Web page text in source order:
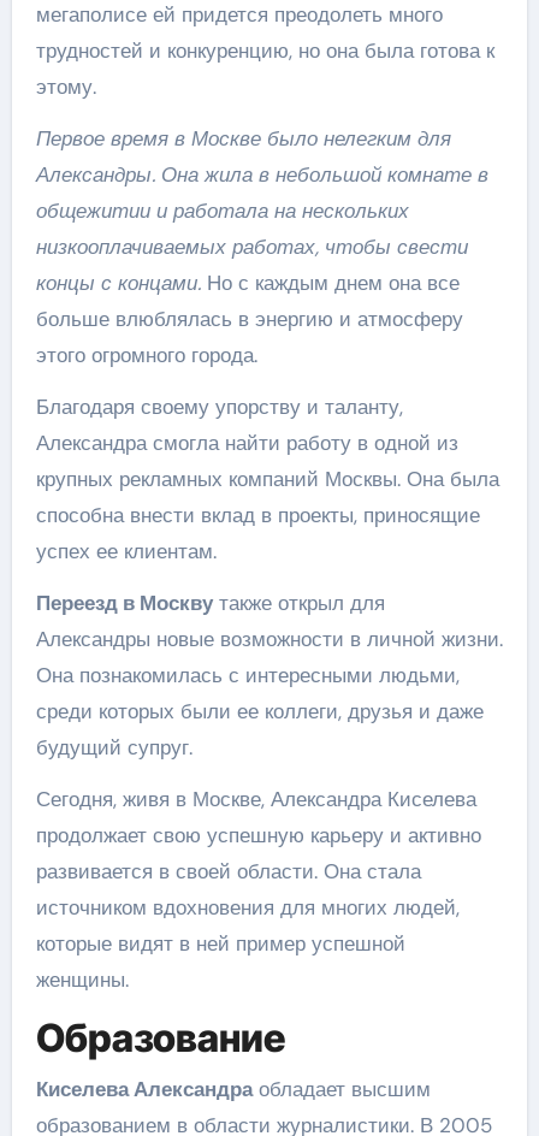
мегаполисе ей придется преодолеть много
трудностей и конкуренцию, но она была готова к
этому.
Первое время в Москве было нелегким для
Александры. Она жила в небольшой комнате в
общежитии и работала на нескольких
низкооплачиваемых работах, чтобы свести
концы с концами.Но с каждым днем она все
больше влюблялась в энергию и атмосферу
этого огромного города.
Благодаря своему упорству и таланту,
Александра смогла найти работу в одной из
крупных рекламных компаний Москвы. Она была
способна внести вклад в проекты, приносящие
успех ее клиентам.
Переезд в Москвутакже открыл для
Александры новые возможности в личной жизни.
Она познакомилась с интересными людьми,
среди которых были ее коллеги, друзья и даже
будущий супруг.
Сегодня, живя в Москве, Александра Киселева
продолжает свою успешную карьеру и активно
развивается в своей области. Она стала
источником вдохновения для многих людей,
которые видят в ней пример успешной
женщины.
Образование
Киселева Александраобладает высшим
образованием в области журналистики. В 2005